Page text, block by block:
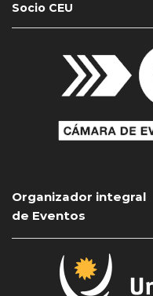
Socio CEU
Organizador integral
de Eventos